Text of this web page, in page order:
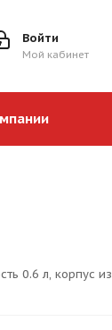
Войти
Мой кабинет
0.6 л, корпус из